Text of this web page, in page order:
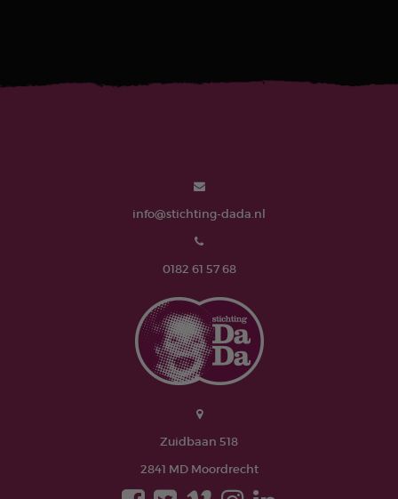
info@stichting-dada.nl
0182 61 57 68
Zuidbaan 518
2841 MD Moordrecht